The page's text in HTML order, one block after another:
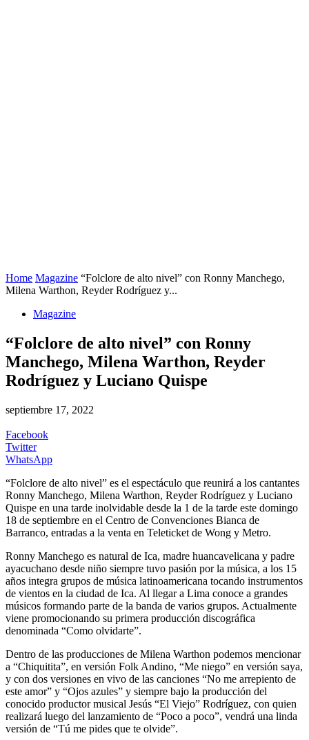
Home Magazine “Folclore de alto nivel” con Ronny Manchego,
Milena Warthon, Reyder Rodríguez y...
Magazine
“Folclore de alto nivel” con Ronny
Manchego, Milena Warthon, Reyder
Rodríguez y Luciano Quispe
septiembre 17, 2022
Facebook
Twitter
WhatsApp
“Folclore de alto nivel” es el espectáculo que reunirá a los cantantes
Ronny Manchego, Milena Warthon, Reyder Rodríguez y Luciano
Quispe en una tarde inolvidable desde la 1 de la tarde este domingo
18 de septiembre en el Centro de Convenciones Bianca de
Barranco, entradas a la venta en Teleticket de Wong y Metro.
Ronny Manchego es natural de Ica, madre huancavelicana y padre
ayacuchano desde niño siempre tuvo pasión por la música, a los 15
años integra grupos de música latinoamericana tocando instrumentos
de vientos en la ciudad de Ica. Al llegar a Lima conoce a grandes
músicos formando parte de la banda de varios grupos. Actualmente
viene promocionando su primera producción discográfica
denominada “Como olvidarte”.
Dentro de las producciones de Milena Warthon podemos mencionar
a “Chiquitita”, en versión Folk Andino, “Me niego” en versión saya,
y con dos versiones en vivo de las canciones “No me arrepiento de
este amor” y “Ojos azules” y siempre bajo la producción del
conocido productor musical Jesús “El Viejo” Rodríguez, con quien
realizará luego del lanzamiento de “Poco a poco”, vendrá una linda
versión de “Tú me pides que te olvide”.